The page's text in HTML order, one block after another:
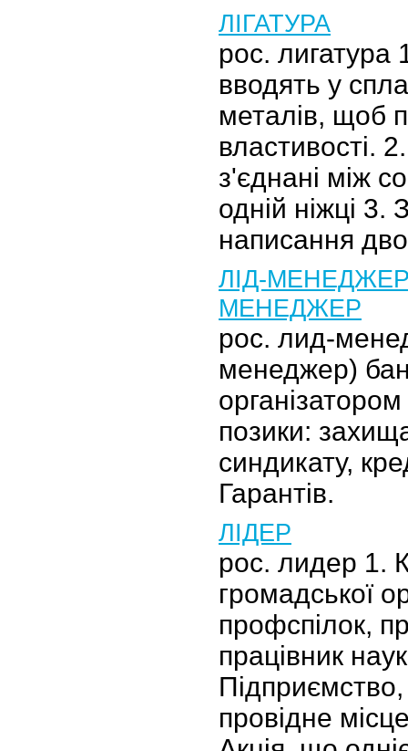
ЛІГАТУРА
рос. лигатура
вводять у
металів, щоб
властивості.
з'єднані між
одній ніжці 3.
написання
ЛІД-
МЕНЕДЖЕР
рос. лид-
менеджер)
позики:
синдикату,
Гарантів.
ЛІДЕР
рос. лидер 1.
громадської
профспілок,
працівник
провідне